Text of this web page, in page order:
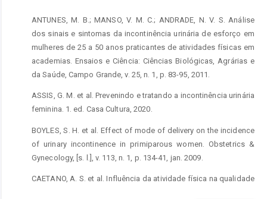
ANTUNES, M. B.; MANSO, V. M. C.; ANDRADE, N. V. S. Análise
dos sinais e sintomas da incontinência urinária de esforço em
mulheres de 25 a 50 anos praticantes de atividades físicas em
academias. Ensaios e Ciência: Ciências Biológicas, Agrárias e
da Saúde, Campo Grande, v. 25, n. 1, p. 83-95, 2011.
ASSIS, G. M. et al. Prevenindo e tratando a incontinência urinária
feminina. 1. ed. Casa Cultura, 2020.
BOYLES, S. H. et al. Effect of mode of delivery on the incidence
of urinary incontinence in primiparous women. Obstetrics &
Gynecology, [s. l.], v. 113, n. 1, p. 134-41, jan. 2009.
CAETANO, A. S. et al. Influência da atividade física na qualidade